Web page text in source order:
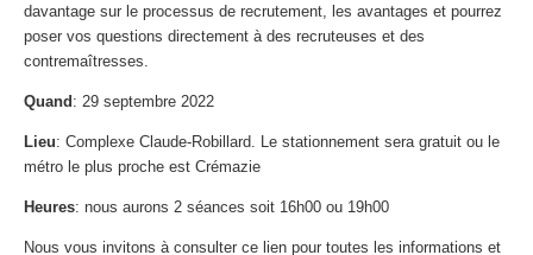
davantage sur le processus de recrutement, les avantages et pourrez
poser vos questions directement à des recruteuses et des
contremaîtresses.
Quand: 29 septembre 2022
Lieu: Complexe Claude-Robillard. Le stationnement sera gratuit ou le
métro le plus proche est Crémazie
Heures: nous aurons 2 séances soit 16h00 ou 19h00
Nous vous invitons à consulter ce lien pour toutes les informations et